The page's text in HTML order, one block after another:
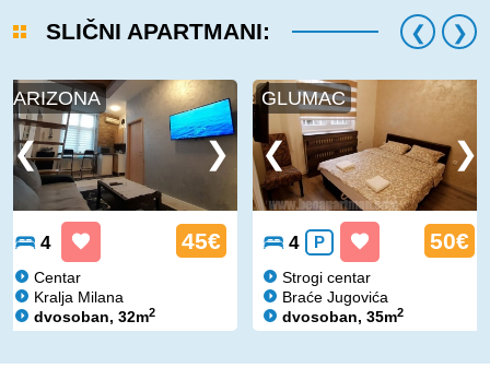
SLIČNI APARTMANI:
ARIZONA
4 45€
Centar
Kralja Milana
dvosoban, 32m2
GLUMAC
4 P 50€
Strogi centar
Braće Jugovića
dvosoban, 35m2